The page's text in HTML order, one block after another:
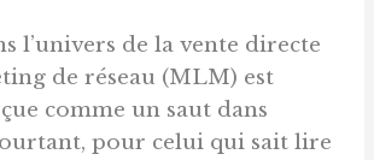
l’univers de la vente directe
de réseau (MLM) est
comme un saut dans
pour celui qui sait lire